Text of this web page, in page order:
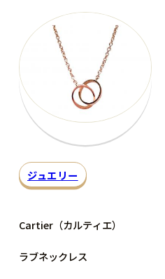
ジュエリー
Cartier（カルティエ）
ラブネックレス